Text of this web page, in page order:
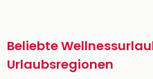
Beliebte
Urlaubsregionen